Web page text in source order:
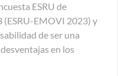
ESRU de
(ESRU-EMOVI 2023) y
de ser una
en los